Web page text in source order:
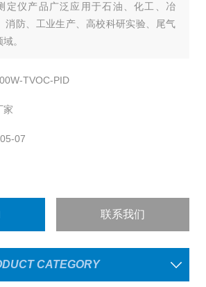
定仪产品广泛应用于石油、化工、冶
消防、工业生产、高校科研实验、尾气
。
TVOC-PID
家
07
联系我们
CATEGORY